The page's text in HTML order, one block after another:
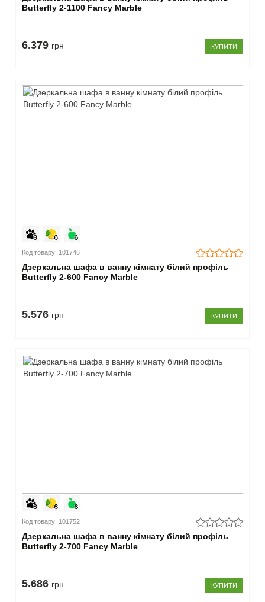
Butterfly 2-1100 Fancy Marble
6.379 грн КУПИТИ
Код товару: 101746
Дзеркальна шафа в ванну кімнату білий профіль
Butterfly 2-600 Fancy Marble
5.576 грн КУПИТИ
Код товару: 101752
Дзеркальна шафа в ванну кімнату білий профіль
Butterfly 2-700 Fancy Marble
5.686 грн КУПИТИ